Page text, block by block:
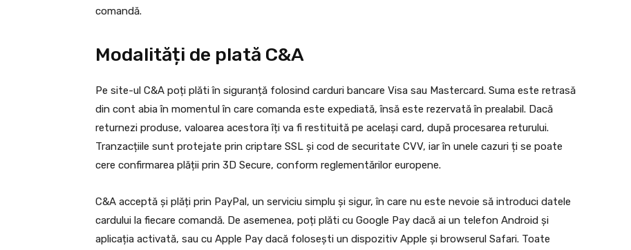
comandă.
Modalități de plată C&A
Pe site-ul C&A poți plăti în siguranță folosind carduri bancare Visa sau Mastercard. Suma este retrasă
din cont abia în momentul în care comanda este expediată, însă este rezervată în prealabil. Dacă
returnezi produse, valoarea acestora îți va fi restituită pe același card, după procesarea returului.
Tranzacțiile sunt protejate prin criptare SSL și cod de securitate CVV, iar în unele cazuri ți se poate
cere confirmarea plății prin 3D Secure, conform reglementărilor europene.
C&A acceptă și plăți prin PayPal, un serviciu simplu și sigur, în care nu este nevoie să introduci datele
cardului la fiecare comandă. De asemenea, poți plăti cu Google Pay dacă ai un telefon Android și
aplicația activată, sau cu Apple Pay dacă folosești un dispozitiv Apple și browserul Safari. Toate